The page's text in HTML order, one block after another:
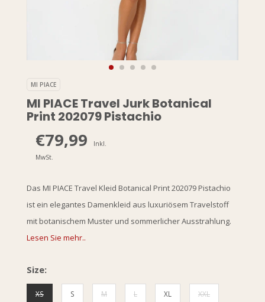
MI PIACE
MI PIACE Travel Jurk Botanical
Print 202079 Pistachio
€79,99
Inkl.
MwSt.
Das MI PIACE Travel Kleid Botanical Print 202079 Pistachio
ist ein elegantes Damenkleid aus luxuriösem Travelstoff
mit botanischem Muster und sommerlicher Ausstrahlung.
Lesen Sie mehr..
Size:
XS S M L XL XXL